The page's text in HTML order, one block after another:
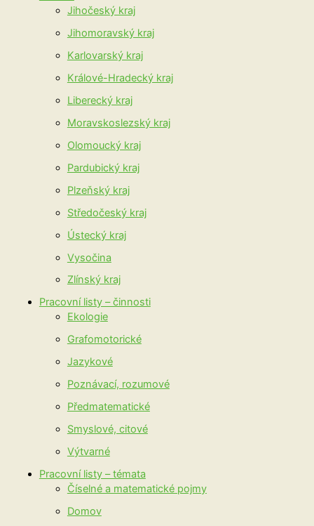
Jihočeský kraj
Jihomoravský kraj
Karlovarský kraj
Králové-Hradecký kraj
Liberecký kraj
Moravskoslezský kraj
Olomoucký kraj
Pardubický kraj
Plzeňský kraj
Středočeský kraj
Ústecký kraj
Vysočina
Zlínský kraj
Pracovní listy – činnosti
Ekologie
Grafomotorické
Jazykové
Poznávací, rozumové
Předmatematické
Smyslové, citové
Výtvarné
Pracovní listy – témata
Číselné a matematické pojmy
Domov